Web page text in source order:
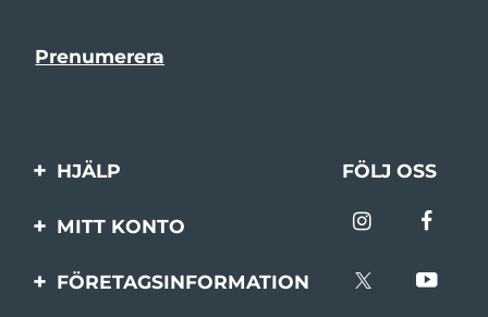
HJÄLP
Kontakta oss
FÖLJ OSS
MITT KONTO
Produktregistrering
FÖRETAGSINFORMATION